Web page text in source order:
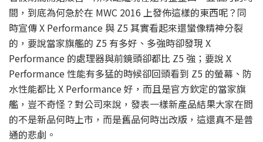
間，到底為何急於在 MWC 2016 上發佈這樣的東西呢？同
時宣傳 X Performance 與 Z5 其實看起來還蠻像精神分裂
的，要說當家旗艦的 Z5 有多好、多強時卻發現 X
Performance 的處理器與前鏡頭卻都比 Z5 強；要說 X
Performance 性能有多猛的時候卻回頭看到 Z5 的螢幕、防
水性能都比 X Performance 好，而且是官方欽定的當家旗
艦，豈不奇怪？對公司來說，發表一樣新產品結果大家在問
的不是新品何時上市，而是舊品何時出改版，這還真不是普
通的悲劇。